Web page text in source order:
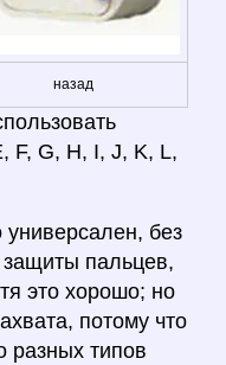
назад
F, G, H, I, J, K, L,
универсален, без
пальцев,
это хорошо; но
потому что
разных типов